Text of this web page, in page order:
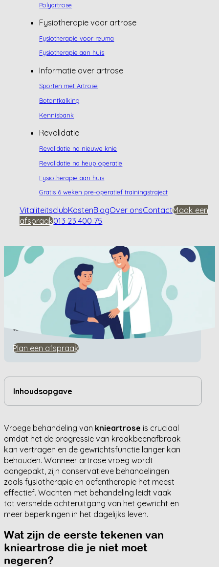
Polyartrose
Fysiotherapie voor artrose
Fysiotherapie voor reuma
Fysiotherapie aan huis
Informatie over artrose
Sporten met Artrose
Botontkalking
Kennisbank
Revalidatie
Revalidatie na nieuwe knie
Revalidatie na heup operatie
Fysiotherapie aan huis
Gratis 6 weken pre-operatief trainingstraject
VitaliteitsclubKostenBlogOver onsContactMaak een
afspraak013 23 400 75
Home Kennisbank
Waarom is vroege behandeling van knieartrose
Waarom is vroege
behandeling van knieartrose
belangrijk?
Plan een afspraak
Inhoudsopgave
Vroege behandeling van knieartrose is cruciaal
omdat het de progressie van kraakbeenafbraak
kan vertragen en de gewrichtsfunctie langer kan
behouden. Wanneer artrose vroeg wordt
aangepakt, zijn conservatieve behandelingen
zoals fysiotherapie en oefentherapie het meest
effectief. Wachten met behandeling leidt vaak
tot versnelde achteruitgang van het gewricht en
meer beperkingen in het dagelijks leven.
Wat zijn de eerste tekenen van
knieartrose die je niet moet
negeren?